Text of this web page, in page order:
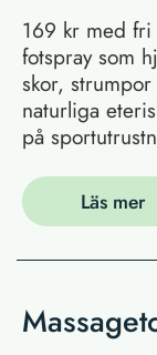
169 kr med
fotspray som
skor,
naturliga
på
Läs mer